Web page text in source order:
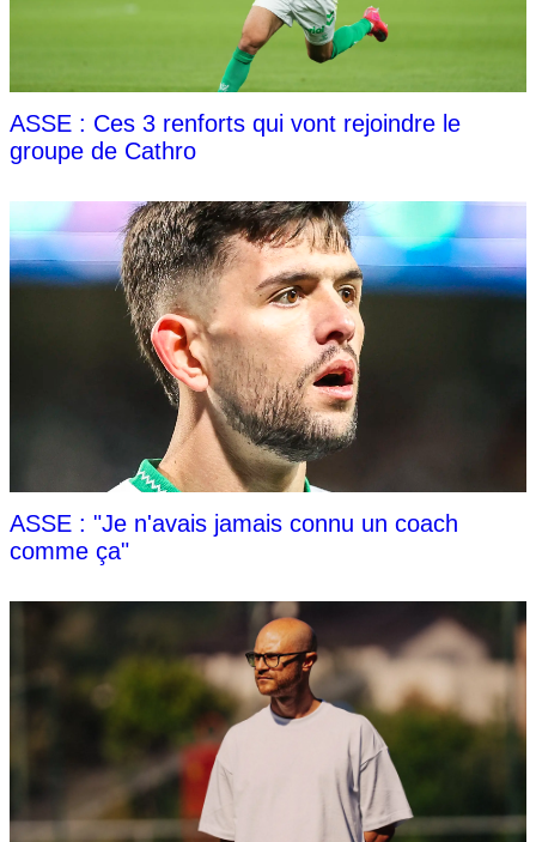
ASSE : Ces 3 renforts qui vont rejoindre le
groupe de Cathro
ASSE : "Je n'avais jamais connu un coach
comme ça"